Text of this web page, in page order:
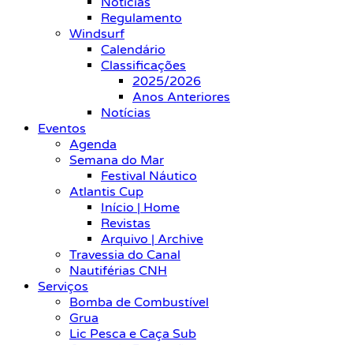
Regulamento
Windsurf
Calendário
Classificações
2025/2026
Anos Anteriores
Notícias
Eventos
Agenda
Semana do Mar
Festival Náutico
Atlantis Cup
Início | Home
Revistas
Arquivo | Archive
Travessia do Canal
Nautiférias CNH
Serviços
Bomba de Combustível
Grua
Lic Pesca e Caça Sub